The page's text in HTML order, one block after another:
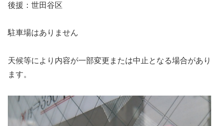
後援：世田谷区
駐車場はありません
天候等により内容が一部変更または中止となる場合があり
ます。